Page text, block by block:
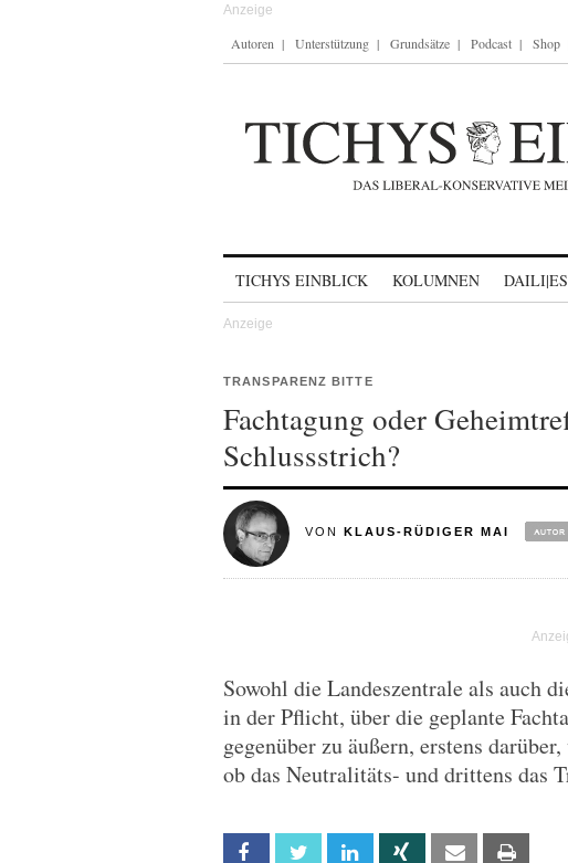
Autoren Unterstützung Grundsätze Podcast Shop
TICHYS EINBLICK KOLUMNEN
TRANSPARENZ BITTE
Fachtagung oder
Schlussstrich?
VON KLAUS-RÜDIGER MAI
Sowohl die Landeszentrale als auch
in der Pflicht, über die geplante
gegenüber zu äußern, erstens
ob das Neutralitäts- und drittens das
Facebook Twitter Linkedin Xing Email